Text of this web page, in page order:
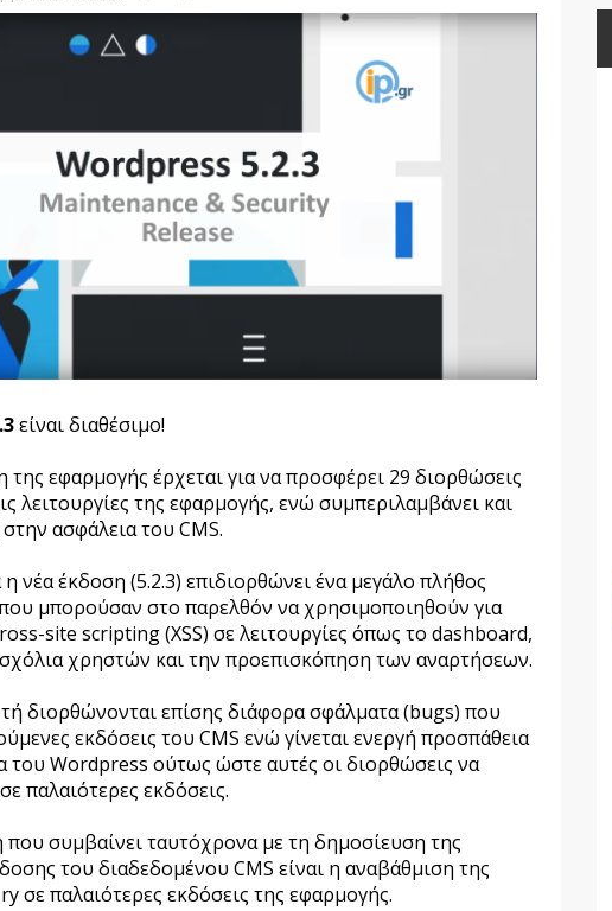
είναι διαθέσιμο!
της εφαρμογής έρχεται για να προσφέρει 29 διορθώσεις
λειτουργίες της εφαρμογής, ενώ συμπεριλαμβάνει και
ασφάλεια του CMS.
νέα έκδοση (5.2.3) επιδιορθώνει ένα μεγάλο πλήθος
μπορούσαν στο παρελθόν να χρησιμοποιηθούν για
site scripting (XSS) σε λειτουργίες όπως το dashboard,
χρηστών και την προεπισκόπηση των αναρτήσεων.
διορθώνονται επίσης διάφορα σφάλματα (bugs) που
εκδόσεις του CMS ενώ γίνεται ενεργή προσπάθεια
του Wordpress ούτως ώστε αυτές οι διορθώσεις να
παλαιότερες εκδόσεις.
συμβαίνει ταυτόχρονα με τη δημοσίευση της
του διαδεδομένου CMS είναι η αναβάθμιση της
σε παλαιότερες εκδόσεις της εφαρμογής.